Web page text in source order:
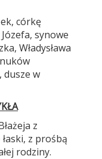
córkę
synowe
Władysława
dusze w
z
z prośbą
rodziny.